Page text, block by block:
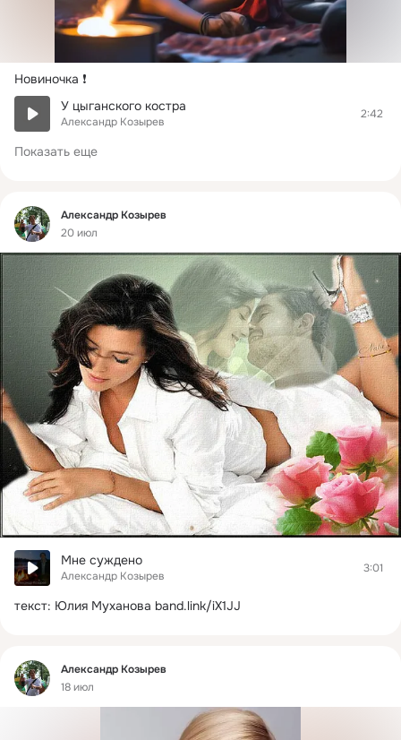
Новиночка ❗
У цыганского костра
Александр Козырев
2:42
Показать еще
Фид
Александр Козырев
20 июл
Мне суждено
Александр Козырев
3:01
текст: Юлия Муханова band.link/iX1JJ
Фид
Александр Козырев
18 июл